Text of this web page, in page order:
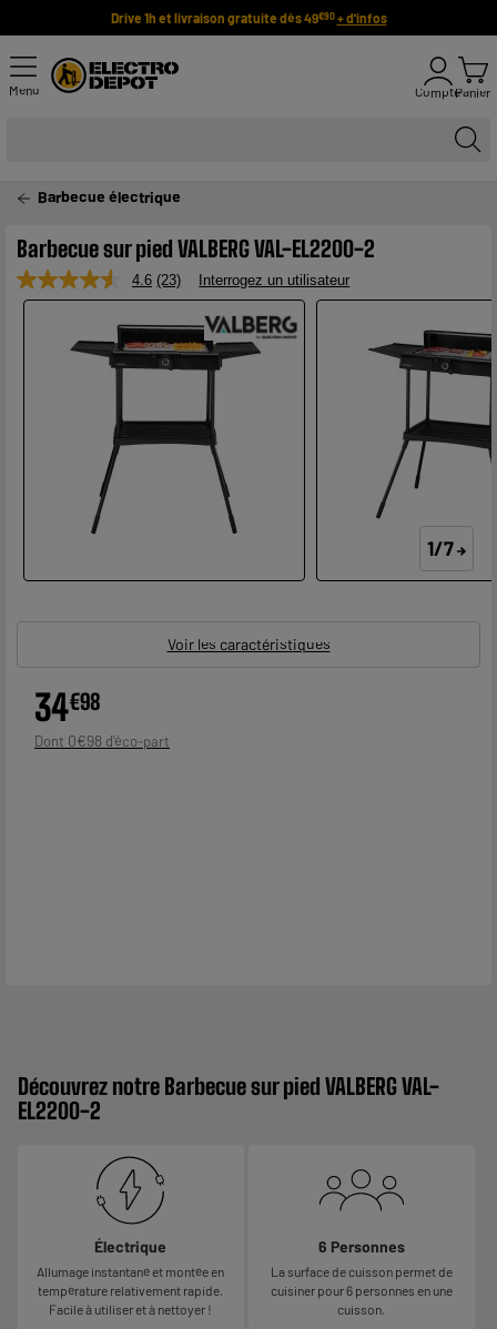
Drive 1h et livraison gratuite dès 49€90 + d'infos
Menu ComptePanier
Barbecue électrique
Barbecue sur pied VALBERG VAL-EL2200-2
4.6 Lire
23
avis.
Lien
sur
la
(23) Interrogez un utilisateur
1/7
Voir les caractéristiques
34€98
Dont 0€98
Découvrez notre Barbecue sur pied VALBERG VAL-
EL2200-2
Électrique
Allumage instantané et montée en
température relativement rapide.
Facile à utiliser et à nettoyer !
6 Personnes
La surface de cuisson permet de
cuisiner pour 6 personnes en une
cuisson.